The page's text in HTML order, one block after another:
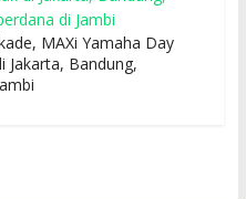
MAXi Yamaha Day
Jakarta, Bandung,